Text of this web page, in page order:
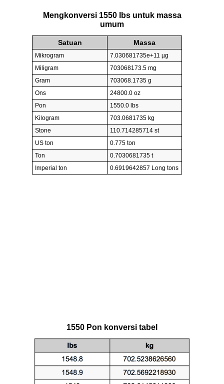
Mengkonversi 1550 lbs untuk massa
umum
Satuan Massa
Mikrogram
7.030681735e+11 µg
Miligram
703068173.5 mg
Gram
703068.1735 g
Ons
24800.0 oz
Pon
1550.0 lbs
Kilogram
703.0681735 kg
Stone
110.714285714 st
US ton
0.775 ton
Ton
0.7030681735 t
Imperial ton
0.6919642857 Long tons
1550 Pon konversi tabel